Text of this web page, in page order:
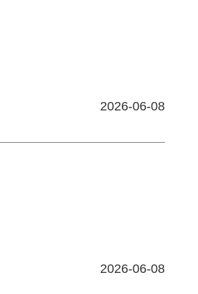
2026-06-08
2026-06-08